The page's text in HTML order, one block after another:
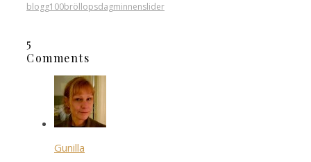
blogg100bröllopsdagminnenslider
5
Comments
Gunilla